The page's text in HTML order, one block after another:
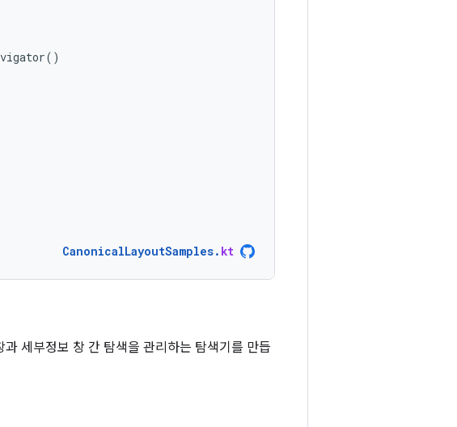
()
CanonicalLayoutSamples. kt
과 세부정보 창 간 탐색을 관리하는 탐색기를 만듭